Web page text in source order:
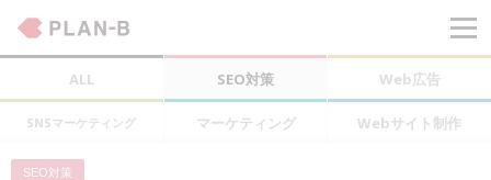
ALL SEO対策 Web広告
SNSマーケティング マーケティング Webサイト制作
SEO対策